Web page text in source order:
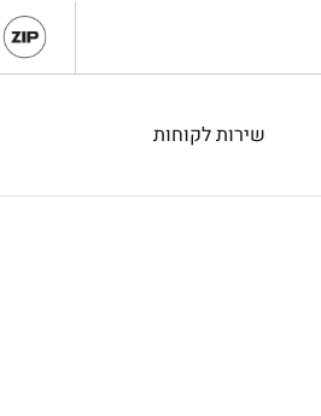
שירות לקוחות